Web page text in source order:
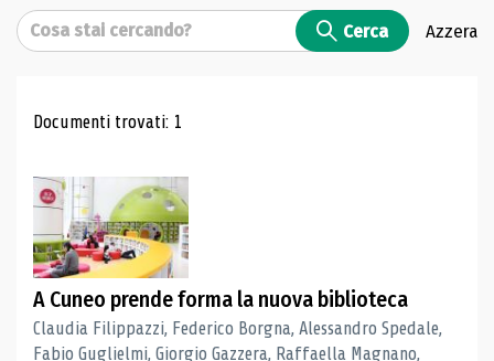
Cerca Cerca Azzera
Risultati di ricerca
Documenti trovati: 1
A Cuneo prende forma la nuova biblioteca
Claudia Filippazzi, Federico Borgna, Alessandro Spedale,
Fabio Guglielmi, Giorgio Gazzera, Raffaella Magnano,